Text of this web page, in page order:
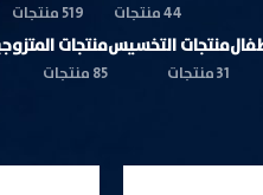
44 منتجات 519 منتجات
منتجات التخسيس
31 منتجات
منتجات
85 منتجات